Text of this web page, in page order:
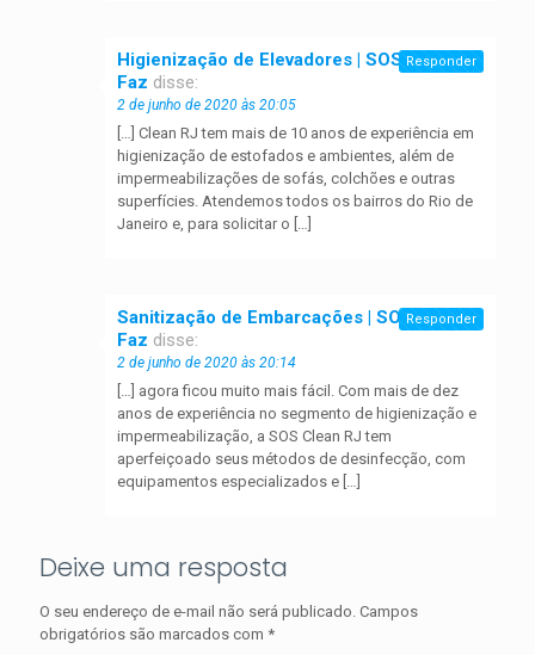
Higienização de Elevadores | SOS Clean
Faz disse:
2 de junho de 2020 às 20:05
[…] Clean RJ tem mais de 10 anos de experiência em
higienização de estofados e ambientes, além de
impermeabilizações de sofás, colchões e outras
superfícies. Atendemos todos os bairros do Rio de
Janeiro e, para solicitar o […]
Responder
Sanitização de Embarcações | SOS Clean
Faz disse:
2 de junho de 2020 às 20:14
[…] agora ficou muito mais fácil. Com mais de dez
anos de experiência no segmento de higienização e
impermeabilização, a SOS Clean RJ tem
aperfeiçoado seus métodos de desinfecção, com
equipamentos especializados e […]
Responder
Deixe uma resposta
O seu endereço de e-mail não será publicado. Campos
obrigatórios são marcados com *